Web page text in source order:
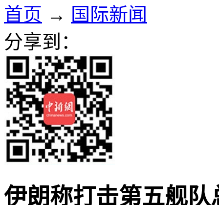
首页 → 国际新闻
分享到：
伊朗称打击第五舰